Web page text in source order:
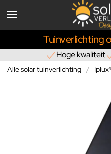
Tuinverlichting
Hoge kwaliteit
Alle solar tuinverlichting